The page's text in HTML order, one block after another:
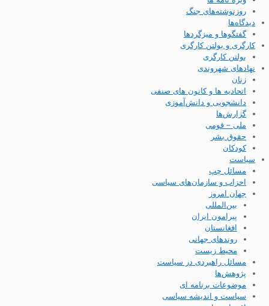
روزنوشته‌های جنگ
دیدگاه‌ها
گفتگوها و میزگردها
کارگری و بولتن کارگری
بولتن کارگری
نهادهای شهروندی
زنان
اتحادیه ها و کانون های صنفی
دانشجویی و دانش‌آموزی
گزارش‌ها
ملی – قومی
حقوق بشر
کودکان
سیاست
مسائل چپ
احزاب و سازمان‌های سیاسی
جهان امروز
بین‌المللی
پیرامون ایران
افغانستان
روندهای جهانی
محیط زیست
مسائل راهبردی در سیاست
پژوهش‌ها
موضوعات برنامه ای
سیاست و اندیشه سیاسی